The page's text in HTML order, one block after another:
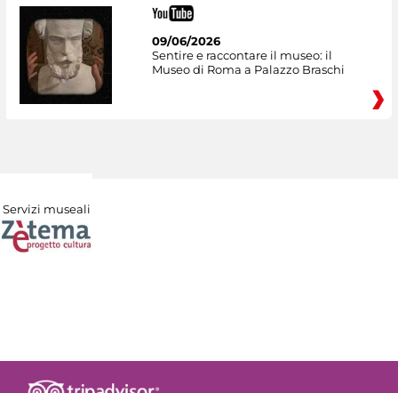
09/06/2026
Sentire e raccontare il museo: il
Museo di Roma a Palazzo Braschi
Servizi museali